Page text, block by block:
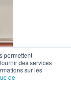
permettent
des services
sur les
de